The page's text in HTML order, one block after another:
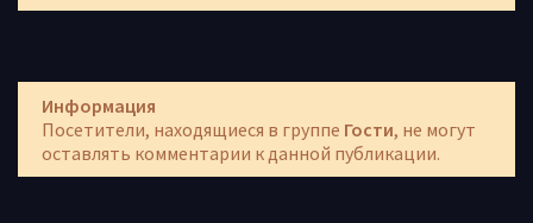
Информация
Посетители, находящиеся в группе Гости, не могут
оставлять комментарии к данной публикации.